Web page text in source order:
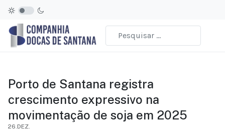
Porto de Santana registra
crescimento expressivo na
movimentação de soja em 2025
26.DEZ.